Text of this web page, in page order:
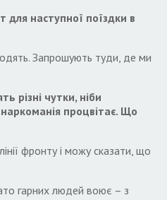
наступної поїздки в
Запрошують туди, де ми
різні чутки, ніби
процвітає. Що
фронту і можу сказати, що
гарних людей воює – з